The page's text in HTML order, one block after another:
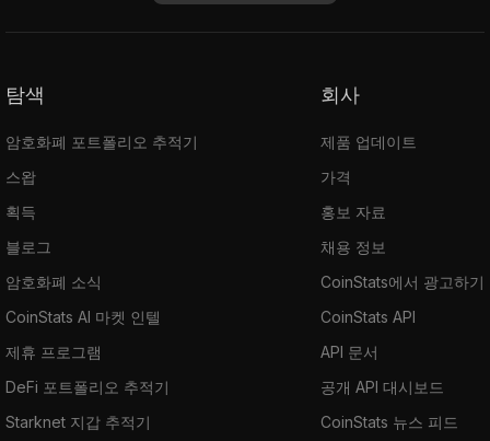
탐색
암호화폐 포트폴리오 추적기
스왑
획득
블로그
암호화폐 소식
CoinStats AI 마켓 인텔
제휴 프로그램
DeFi 포트폴리오 추적기
Starknet 지갑 추적기
회사
제품 업데이트
가격
홍보 자료
채용 정보
CoinStats에서 광고하기
CoinStats API
API 문서
공개 API 대시보드
CoinStats 뉴스 피드